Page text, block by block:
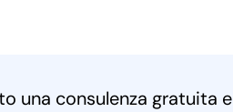
una consulenza gratuita e